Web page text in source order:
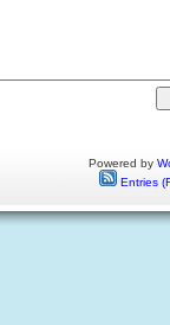
Powered by
Entries